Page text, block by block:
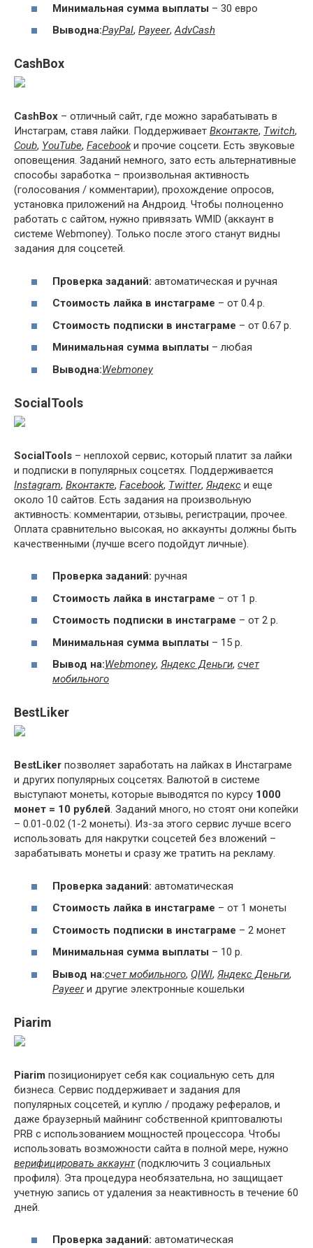
Минимальная сумма выплаты – 30 евро
Выводна:PayPal, Payeer,AdvCash
CashBox
CashBox – отличный сайт, где можно зарабатывать в
Инстаграм, ставя лайки. Поддерживает Вконтакте, Twitch,
Coub, YouTube, Facebookи прочие соцсети. Есть звуковые
оповещения. Заданий немного, зато есть альтернативные
способы заработка – произвольная активность
(голосования / комментарии), прохождение опросов,
установка приложений на Андроид. Чтобы полноценно
работать с сайтом, нужно привязать WMID (аккаунт в
системе Webmoney). Только после этого станут видны
задания для соцсетей.
Проверка заданий: автоматическая и ручная
Стоимость лайка в инстаграме – от 0.4 р.
Стоимость подписки в инстаграме – от 0.67 р.
Минимальная сумма выплаты – любая
Выводна:Webmoney
SocialTools
SocialTools – неплохой сервис, который платит за лайки
и подписки в популярных соцсетях. Поддерживается
Instagram, Вконтакте, Facebook, Twitter, Яндекс и еще
около 10 сайтов. Есть задания на произвольную
активность: комментарии, отзывы, регистрации, прочее.
Оплата сравнительно высокая, но аккаунты должны быть
качественными (лучше всего подойдут личные).
Проверка заданий: ручная
Стоимость лайка в инстаграме – от 1 р.
Стоимость подписки в инстаграме – от 2 р.
Минимальная сумма выплаты – 15 р.
Вывод на:Webmoney, Яндекс Деньги, счет
мобильного
BestLiker
BestLiker позволяет заработать на лайках в Инстаграме
и других популярных соцсетях. Валютой в системе
выступают монеты, которые выводятся по курсу 1000
монет = 10 рублей. Заданий много, но стоят они копейки
– 0.01-0.02 (1-2 монеты). Из-за этого сервис лучше всего
использовать для накрутки соцсетей без вложений –
зарабатывать монеты и сразу же тратить на рекламу.
Проверка заданий: автоматическая
Стоимость лайка в инстаграме – от 1 монеты
Стоимость подписки в инстаграме – 2 монет
Минимальная сумма выплаты – 10 р.
Вывод на:счет мобильного, QIWI, Яндекс Деньги,
Payeerи другие электронные кошельки
Piarim
Piarim позиционирует себя как социальную сеть для
бизнеса. Сервис поддерживает и задания для
популярных соцсетей, и куплю / продажу рефералов, и
даже браузерный майнинг собственной криптовалюты
PRB с использованием мощностей процессора. Чтобы
использовать возможности сайта в полной мере, нужно
верифицировать аккаунт(подключить 3 социальных
профиля). Эта процедура необязательна, но защищает
учетную запись от удаления за неактивность в течение 60
дней.
Проверка заданий: автоматическая